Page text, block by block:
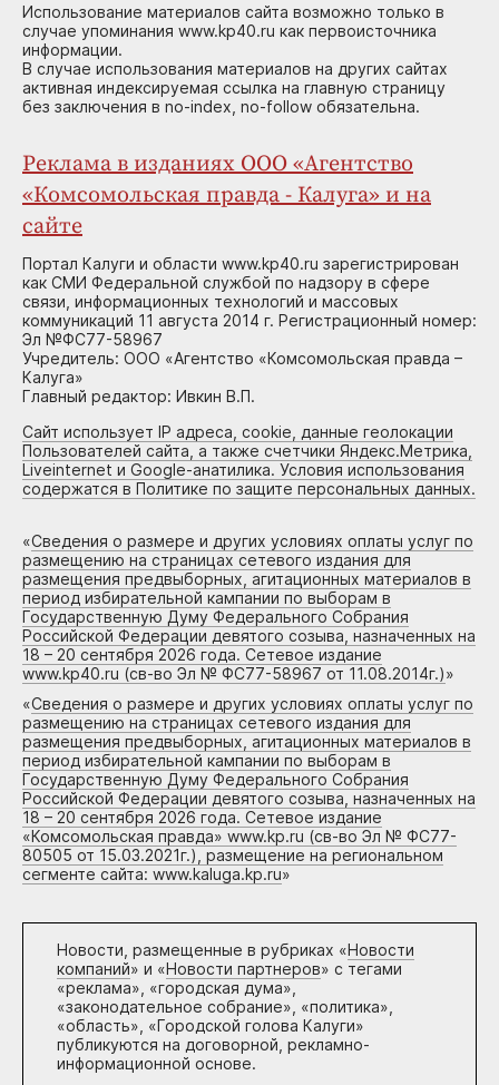
Использование материалов сайта возможно только в
случае упоминания www.kp40.ru как первоисточника
информации.
В случае использования материалов на других сайтах
активная индексируемая ссылка на главную страницу
без заключения в no-index, no-follow обязательна.
Реклама в изданиях ООО «Агентство
«Комсомольская правда - Калуга» и на
сайте
Портал Калуги и области www.kp40.ru зарегистрирован
как СМИ Федеральной службой по надзору в сфере
связи, информационных технологий и массовых
коммуникаций 11 августа 2014 г. Регистрационный номер:
Эл №ФС77-58967
Учредитель: ООО «Агентство «Комсомольская правда –
Калуга»
Главный редактор: Ивкин В.П.
Сайт использует IP адреса, cookie, данные геолокации
Пользователей сайта, а также счетчики Яндекс.Метрика,
Liveinternet и Google-анатилика. Условия использования
содержатся в Политике по защите персональных данных.
«Сведения о размере и других условиях оплаты услуг по
размещению на страницах сетевого издания для
размещения предвыборных, агитационных материалов в
период избирательной кампании по выборам в
Государственную Думу Федерального Собрания
Российской Федерации девятого созыва, назначенных на
18 – 20 сентября 2026 года. Сетевое издание
www.kp40.ru (св-во Эл № ФС77-58967 от 11.08.2014г.)»
«Сведения о размере и других условиях оплаты услуг по
размещению на страницах сетевого издания для
размещения предвыборных, агитационных материалов в
период избирательной кампании по выборам в
Государственную Думу Федерального Собрания
Российской Федерации девятого созыва, назначенных на
18 – 20 сентября 2026 года. Сетевое издание
«Комсомольская правда» www.kp.ru (св-во Эл № ФС77-
80505 от 15.03.2021г.), размещение на региональном
сегменте сайта: www.kaluga.kp.ru»
Новости, размещенные в рубриках «Новости
компаний» и «Новости партнеров» с тегами
«реклама», «городская дума»,
«законодательное собрание», «политика»,
«область», «Городской голова Калуги»
публикуются на договорной, рекламно-
информационной основе.